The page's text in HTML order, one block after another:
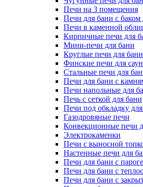
Печи на 3 помещения
Печи для бани с баком
Печи в каменной
Кирпичные печи для
Мини-печи для бани
Круглые печи для бани
Финские печи для
Стальные печи для
Печи для бани с
Печи напольные для
Печь с сеткой для бани
Печи под обкладку
Газодровяные печи
Конвекционные печи
Электрокаменки
Печи с выносной
Настенные печи для
Печи для бани с
Печи для бани с
Печи для бани с